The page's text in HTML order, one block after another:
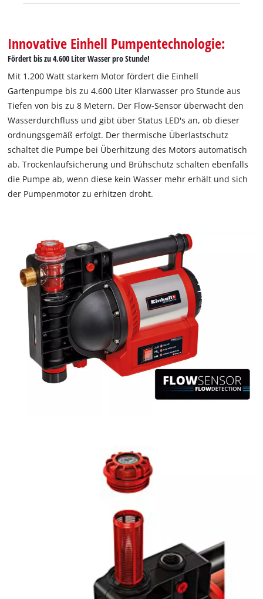
Innovative Einhell Pumpentechnologie:
Fördert bis zu 4.600 Liter Wasser pro Stunde!
Mit 1.200 Watt starkem Motor fördert die Einhell
Gartenpumpe bis zu 4.600 Liter Klarwasser pro Stunde aus
Tiefen von bis zu 8 Metern. Der Flow-Sensor überwacht den
Wasserdurchfluss und gibt über Status LED's an, ob dieser
ordnungsgemäß erfolgt. Der thermische Überlastschutz
schaltet die Pumpe bei Überhitzung des Motors automatisch
ab. Trockenlaufsicherung und Brühschutz schalten ebenfalls
die Pumpe ab, wenn diese kein Wasser mehr erhält und sich
der Pumpenmotor zu erhitzen droht.